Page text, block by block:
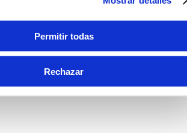
Permitir todas
Rechazar